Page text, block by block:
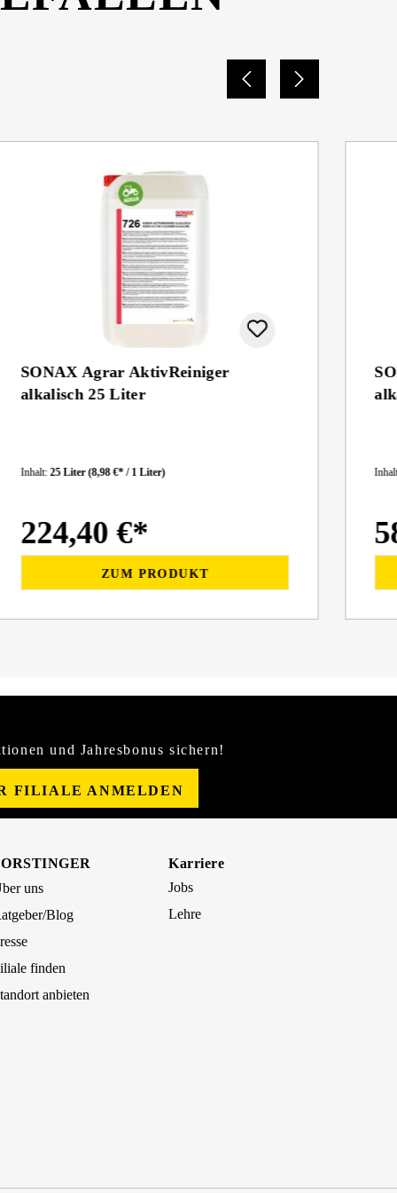
SONAX Agrar AktivReiniger
alkalisch 25 Liter
Inhalt:25 Liter(8,98 €* / 1 Liter)
224,40 €*
ZUM PRODUKT
und Jahresbonus sichern!
FILIALE ANMELDEN
uns
Blog
finden
anbieten
Karriere
Jobs
Lehre